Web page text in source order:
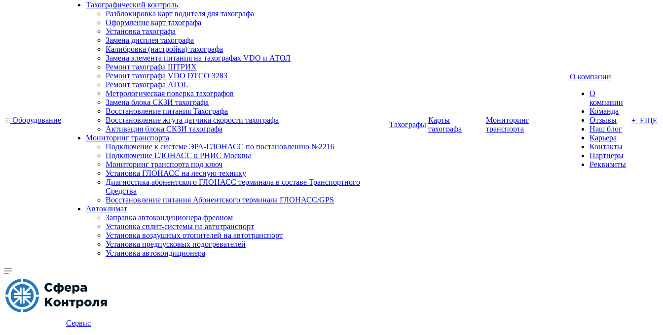
Оборудование
Тахографический контроль
Разблокировка карт водителя для тахографа
Оформление карт тахографа
Установка тахографа
Замена дисплея тахографа
Калибровка (настройка) тахографа
Замена элемента питания на тахографах VDO и АТОЛ
Ремонт тахографа ШТРИХ
Ремонт тахографа VDO DTCO 3283
Ремонт тахографа ATOL
Метрологическая поверка тахографов
Замена блока СКЗИ тахографа
Восстановление питания Тахографа
Восстановление жгута датчика скорости тахографа
Активация блока СКЗИ тахографа
Мониторинг транспорта
Подключение к системе ЭРА-ГЛОНАСС по постановлению №2216
Подключение ГЛОНАСС к РНИС Москвы
Мониторинг транспорта под ключ
Установка ГЛОНАСС на лесную технику
Диагностика абонентского ГЛОНАСС терминала в составе Транспортного
Средства
Восстановление питания Абонентского терминала ГЛОНАСС/GPS
Автоклимат
Заправка автокондиционера фреоном
Установка сплит-системы на автотранспорт
Установка воздушных отопителей на автотранспорт
Установка предпусковых подогревателей
Установка автокондиционера
Тахографы
Карты
тахографа
Мониторинг
транспорта
О компании
О
компании
Команда
Отзывы
Наш блог
Карьера
Контакты
Партнеры
Реквизиты
+ ЕЩЕ
Сервис